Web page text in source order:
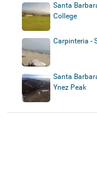
Santa
College
Carpinteria -
Santa
Ynez Peak